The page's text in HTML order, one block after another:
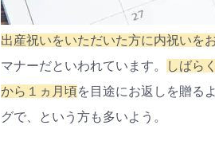
出産祝いをいただいた方に内祝いを
マナーだといわれています。
しばら
から １ ヵ月頃を目途にお返しを贈る
グで、という方も多いよう。